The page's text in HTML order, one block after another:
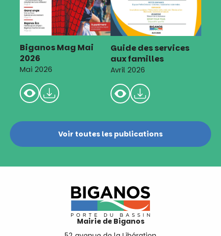
Biganos Mag Mai
2026
Mai 2026
Guide des services
aux familles
Avril 2026
Voir toutes les publications
Mairie de Biganos